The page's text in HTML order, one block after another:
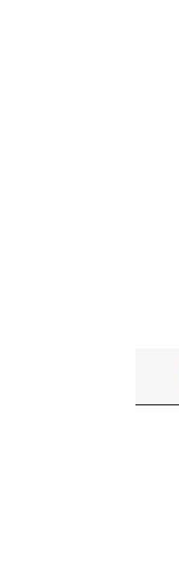
亚马
超过
2000
更多